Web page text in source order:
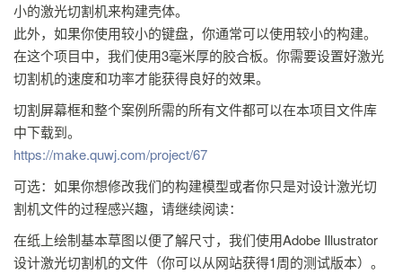
小的激光切割机来构建壳体。
此外，如果你使用较小的键盘，你通常可以使用较小的构建。
在这个项目中，我们使用3毫米厚的胶合板。你需要设置好激光
切割机的速度和功率才能获得良好的效果。
切割屏幕框和整个案例所需的所有文件都可以在本项目文件库
中下载到。
https://make.quwj.com/project/67
可选：如果你想修改我们的构建模型或者你只是对设计激光切
割机文件的过程感兴趣，请继续阅读：
在纸上绘制基本草图以便了解尺寸，我们使用Adobe Illustrator
设计激光切割机的文件（你可以从网站获得1周的测试版本）。